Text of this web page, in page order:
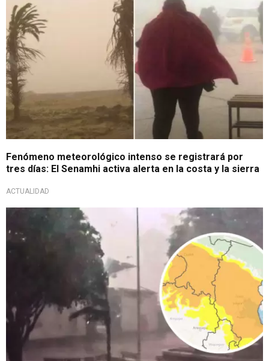
Fenómeno meteorológico intenso se registrará por
tres días: El Senamhi activa alerta en la costa y la sierra
ACTUALIDAD
A tomar precauciones